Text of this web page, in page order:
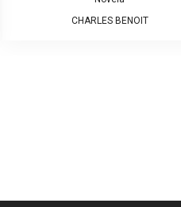
CHARLES BENOIT